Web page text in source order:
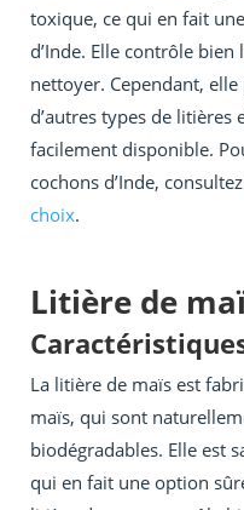
toxique, ce qui en fait
d’Inde. Elle contrôle
nettoyer. Cependant,
d’autres types de litières
facilement disponible.
cochons d’Inde,
choix.
Litière de
La litière de maïs est
maïs, qui sont
biodégradables. Elle est
qui en fait une option